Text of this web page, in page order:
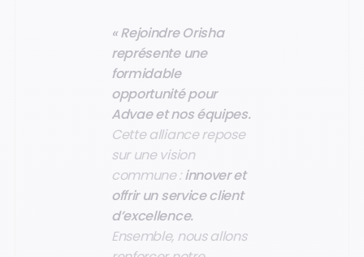
« Rejoindre Orisha
représente une
formidable
opportunité pour
Advae et nos équipes.
Cette alliance repose
sur une vision
commune :innover et
offrir un service client
d’excellence.
Ensemble, nous allons